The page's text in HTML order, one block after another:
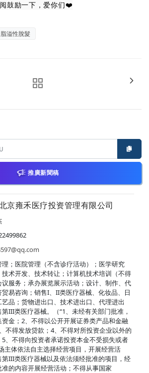
鼓励一下，爱你们❤️
脂溢性脫髮
推廣新聞稿
京雍禾医疗投资管理有限公司
；医院管理（不含诊疗活动）；医学研究
技术开发、技术转让；计算机技术培训（不得
服务；承办展览展示活动；设计、制作、代
易咨询；销售I、II类医疗器械、化妆品、日
品；货物进出口、技术进出口、代理进出
III类医疗器械。（“1、未经有关部门批准，
金；2、不得以公开开展证券类产品和金融
不得发放贷款；4、不得对所投资企业以外的
、不得向投资者承诺投资本金不受损失或者
主体依法自主选择经营项目，开展经营活
III类医疗器械以及依法须经批准的项目，经
的内容开展经营活动；不得从事国家